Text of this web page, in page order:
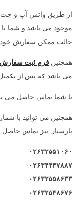
از طریق واتس آپ و چت
موجود می باشد و شما با
حالت ممکن سفارش خود
همچنین فرم ثبت سفارش
می باشد که پس از
با شما تماس حاصل می
همچنین می توانید با
پارسیان نیز تماس حاصل
۰۲۶۳۲۵۵۱۰۶۰
۰۲۶۳۴۴۴۷۸۸۷
۰۲۶۳۲۵۵۸۶۳۳
۰۲۶۳۲۵۴۸۶۷۶